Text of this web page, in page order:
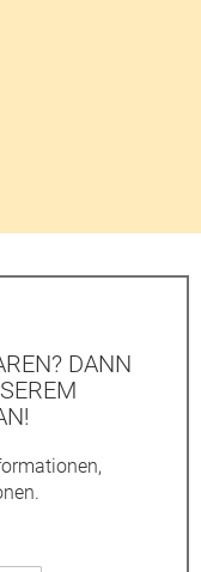
DANN